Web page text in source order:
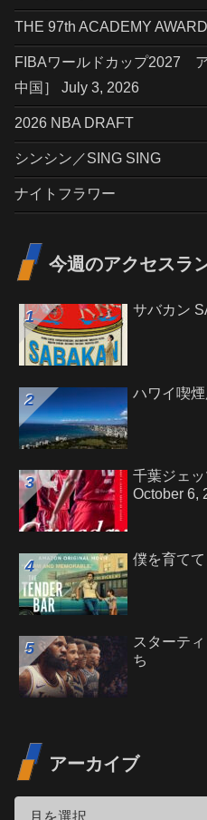
THE 97th ACADEMY
FIBAワールドカップ2027
中国］ July 3, 2026
2026 NBA DRAFT
シンシン／SING SING
ナイトフラワー
今週のアクセスラ
サバカン
ハワイ喫
千葉ジェ
October 6,
僕を育て
スターテ
ち
アーカイブ